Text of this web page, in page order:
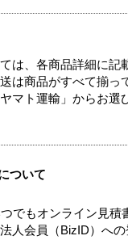
は、各商品詳細に記
は商品がすべて揃っ
マト運輸」からお選
ついて
でもオンライン見積
人会員（BizID）への